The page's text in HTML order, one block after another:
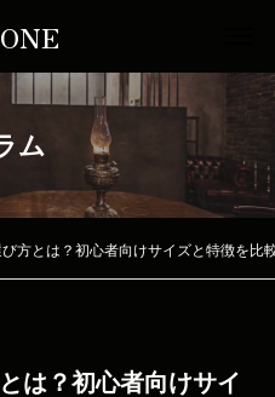
ム
方とは？初心者向けサイズと特徴を比
は？初心者向けサイ